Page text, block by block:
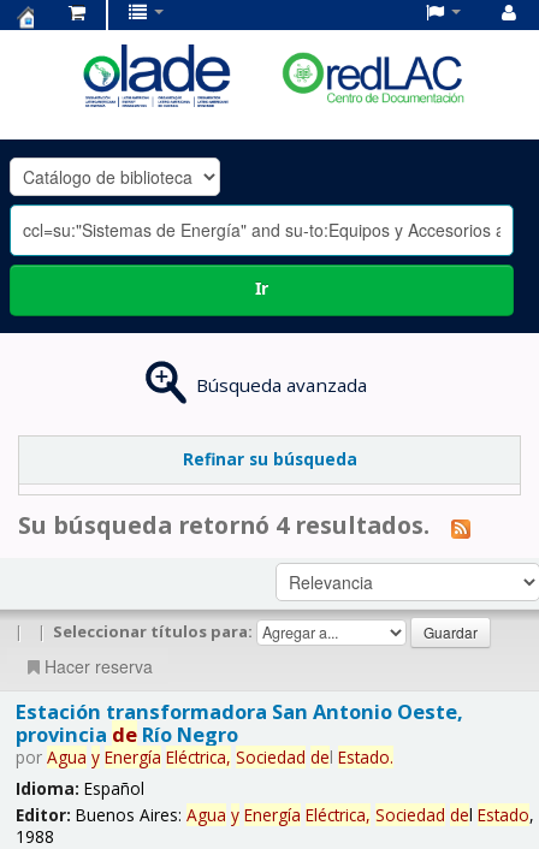
OLADE
-
Ir
Búsqueda avanzada
Refinar su búsqueda
Su búsqueda retornó 4 resultados.
| | Seleccionar títulos para:
Hacer reserva
Estación transformadora San Antonio Oeste,
provincia deRío Negro
por Agua y Energía Eléctrica, Sociedad del Estado.
Idioma: Español
Editor: Buenos Aires: Agua y Energía Eléctrica, Sociedad del Estado,
1988